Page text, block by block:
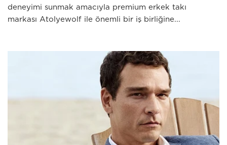
deneyimi sunmak amacıyla premium erkek takı
markası Atolyewolf ile önemli bir iş birliğine...